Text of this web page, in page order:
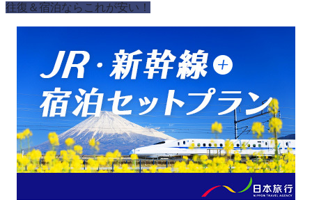
往復＆宿泊ならこれが安い！